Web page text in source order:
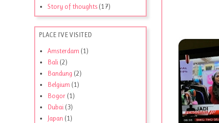
Story of thoughts (17)
PLACE I'VE VISITED
Amsterdam (1)
Bali (2)
Bandung (2)
Belgium (1)
Bogor (1)
Dubai (3)
Japan (1)